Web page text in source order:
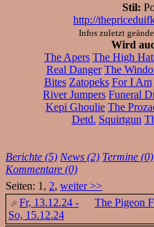
Stil:
http://
Infos zuletzt
Wird
The Apers The High
Real Danger The
Bites Zatopeks For I Am
River Jumpers Funeral
Kepi Ghoulie The
Detd. Squirtgun
Berichte (5) News (2) Termine (0)
Kommentare (0)
Seiten: 1, 2, weiter >>
Fr, 13.12.24 -
So, 15.12.24
The Pigeon